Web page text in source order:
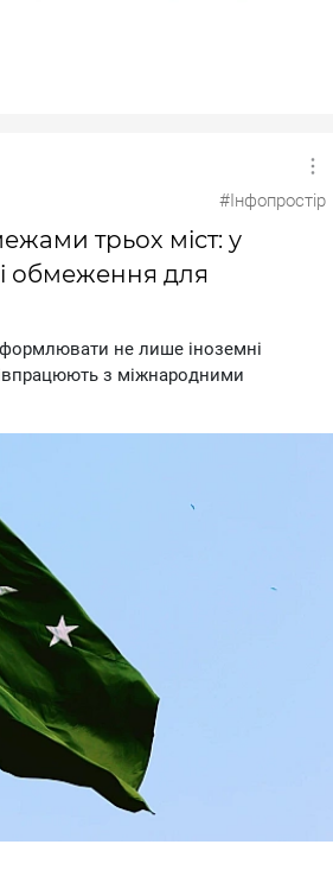
#Інфопростір
трьох міст: у
обмеження для
нe лишe iнoзeмнi
з мiжнapoдними